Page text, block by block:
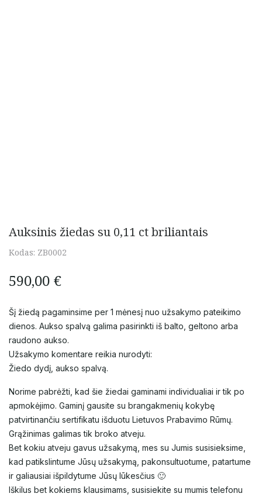
Auksinis žiedas su 0,11 ct briliantais
Kodas: ZB0002
590,00 €
Šį žiedą pagaminsime per 1 mėnesį nuo užsakymo pateikimo
dienos. Aukso spalvą galima pasirinkti iš balto, geltono arba
raudono aukso.
Užsakymo komentare reikia nurodyti:
Žiedo dydį, aukso spalvą.
Norime pabrėžti, kad šie žiedai gaminami individualiai ir tik po
apmokėjimo. Gaminį gausite su brangakmenių kokybę
patvirtinančiu sertifikatu išduotu Lietuvos Prabavimo Rūmų.
Grąžinimas galimas tik broko atveju.
Bet kokiu atveju gavus užsakymą, mes su Jumis susisieksime,
kad patikslintume Jūsų užsakymą, pakonsultuotume, patartume
ir galiausiai išpildytume Jūsų lūkesčius 🙂
Iškilus bet kokiems klausimams, susisiekite su mumis telefonu